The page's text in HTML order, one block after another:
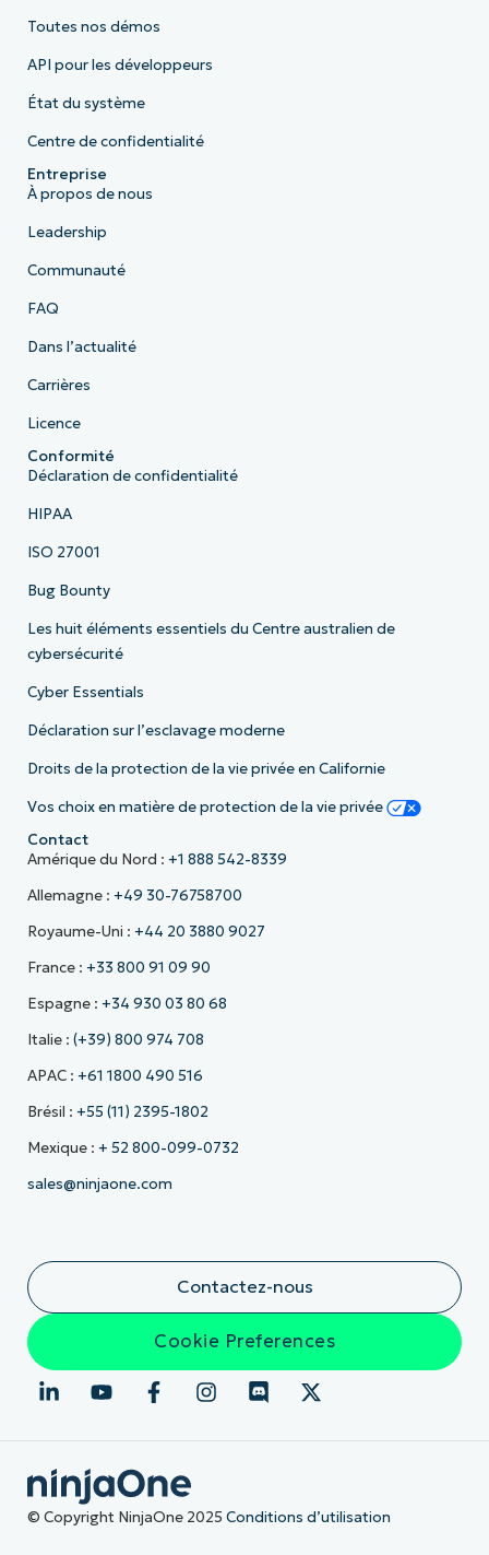
Toutes nos démos
API pour les développeurs
État du système
Centre de confidentialité
Entreprise
À propos de nous
Leadership
Communauté
FAQ
Dans l’actualité
Carrières
Licence
Conformité
Déclaration de confidentialité
HIPAA
ISO 27001
Bug Bounty
Les huit éléments essentiels du Centre australien de
cybersécurité
Cyber Essentials
Déclaration sur l’esclavage moderne
Droits de la protection de la vie privée en Californie
Vos choix en matière de protection de la vie privée
Contact
Amérique du Nord : +1 888 542-8339
Allemagne : +49 30-76758700
Royaume-Uni : +44 20 3880 9027
France : +33 800 91 09 90
Espagne : +34 930 03 80 68
Italie : (+39) 800 974 708
APAC : +61 1800 490 516
Brésil : +55 (11) 2395-1802
Mexique : + 52 800-099-0732
sales@ninjaone.com
Contactez-nous
Cookie Preferences
© Copyright NinjaOne 2025 Conditions d’utilisation